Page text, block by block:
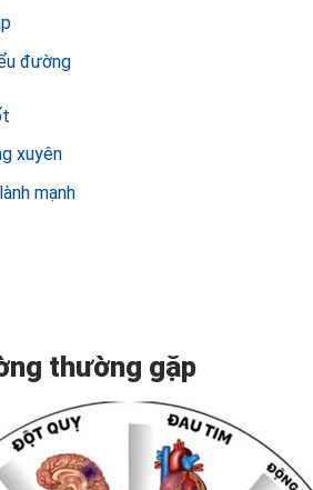
đường
xuyên
mạnh
thường gặp